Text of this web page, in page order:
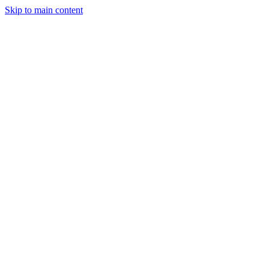
Skip to main content